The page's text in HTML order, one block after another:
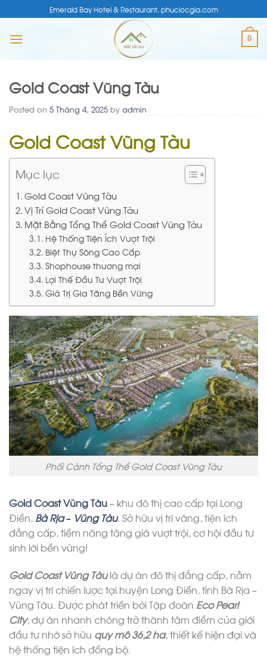
to
content
Emerald Bay Hotel & Restaurant. phuclocgia.com
0
Gold Coast Vũng Tàu
Posted on 5 Tháng 4, 2025 by admin
Gold Coast Vũng Tàu
Mục lục
Gold Coast Vũng Tàu
Vị Trí Gold Coast Vũng Tàu
Mặt Bằng Tổng Thể Gold Coast Vũng Tàu
Hệ Thống Tiện Ích Vượt Trội
Biệt Thự Sông Cao Cấp
Shophouse thương mại
Lợi Thế Đầu Tư Vượt Trội
Giá Trị Gia Tăng Bền Vững
Phối Cảnh Tổng Thể Gold Coast Vũng Tàu
Gold Coast VũngTàu– khu đô thị cao cấp tại Long
Điền, Bà Rịa – Vũng Tàu. Sở hữu vị trí vàng, tiện ích
đẳng cấp, tiềm năng tăng giá vượt trội, cơ hội đầu tư
sinh lời bền vững!
Gold Coast Vũng Tàulà dự án đô thị đẳng cấp, nằm
ngay vị trí chiến lược tại huyện Long Điền, tỉnh Bà Rịa –
Vũng Tàu. Được phát triển bởi Tập đoàn Eco Pearl
City, dự án nhanh chóng trở thành tâm điểm của giới
đầu tư nhờ sở hữu quy mô 36,2 ha, thiết kế hiện đại và
hệ thống tiện ích đồng bộ.